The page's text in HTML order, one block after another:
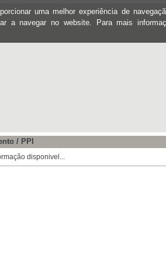
uma melhor experiência de
a navegar no website. Para mais
/ PPI
disponivel...